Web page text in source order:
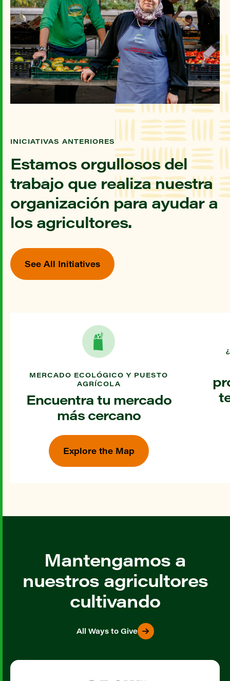
INICIATIVAS ANTERIORES
Estamos orgullosos del
trabajo que realiza nuestra
organización para ayudar a
los agricultores.
See All Initiatives
MERCADO ECOLÓGICO Y PUESTO
AGRÍCOLA
Encuentra tu mercado
más cercano
Explore the Map
Mantengamos a
nuestros agricultores
cultivando
All Ways to Give